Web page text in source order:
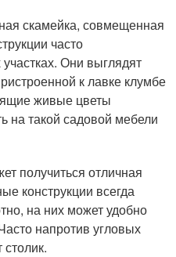
скамейка, совмещенная
часто
Они выглядят
к лавке клумбе
живые цветы
на такой садовой мебели
получиться отличная
конструкции всегда
на них может удобно
напротив угловых